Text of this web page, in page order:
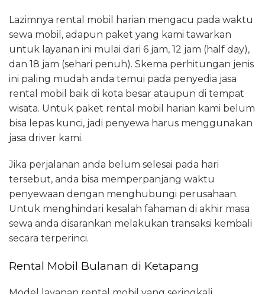
Lazimnya rental mobil harian mengacu pada waktu
sewa mobil, adapun paket yang kami tawarkan
untuk layanan ini mulai dari 6 jam, 12 jam (half day),
dan 18 jam (sehari penuh). Skema perhitungan jenis
ini paling mudah anda temui pada penyedia jasa
rental mobil baik di kota besar ataupun di tempat
wisata. Untuk paket rental mobil harian kami belum
bisa lepas kunci, jadi penyewa harus menggunakan
jasa driver kami.
Jika perjalanan anda belum selesai pada hari
tersebut, anda bisa memperpanjang waktu
penyewaan dengan menghubungi perusahaan.
Untuk menghindari kesalah fahaman di akhir masa
sewa anda disarankan melakukan transaksi kembali
secara terperinci.
Rental Mobil Bulanan di Ketapang